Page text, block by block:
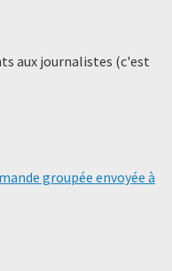
aux journalistes (c'est
groupée envoyée à